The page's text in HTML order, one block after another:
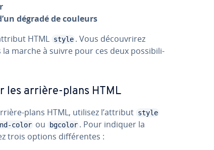
dégradé de couleurs
HTML style . Vous dé­cou­vri­rez
marche à suivre pour ces deux pos­si­bi­li­
les arrière-plans HTML
plans HTML, utilisez l’attribut style
color ou bgcolor . Pour indiquer la
trois options dif­fé­rentes :